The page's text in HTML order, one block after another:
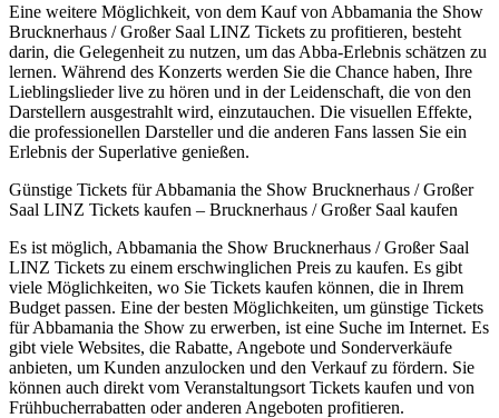
Eine weitere Möglichkeit, von dem Kauf von Abbamania the Show
Brucknerhaus / Großer Saal LINZ Tickets zu profitieren, besteht
darin, die Gelegenheit zu nutzen, um das Abba-Erlebnis schätzen zu
lernen. Während des Konzerts werden Sie die Chance haben, Ihre
Lieblingslieder live zu hören und in der Leidenschaft, die von den
Darstellern ausgestrahlt wird, einzutauchen. Die visuellen Effekte,
die professionellen Darsteller und die anderen Fans lassen Sie ein
Erlebnis der Superlative genießen.
Günstige Tickets für Abbamania the Show Brucknerhaus / Großer
Saal LINZ Tickets kaufen – Brucknerhaus / Großer Saal kaufen
Es ist möglich, Abbamania the Show Brucknerhaus / Großer Saal
LINZ Tickets zu einem erschwinglichen Preis zu kaufen. Es gibt
viele Möglichkeiten, wo Sie Tickets kaufen können, die in Ihrem
Budget passen. Eine der besten Möglichkeiten, um günstige Tickets
für Abbamania the Show zu erwerben, ist eine Suche im Internet. Es
gibt viele Websites, die Rabatte, Angebote und Sonderverkäufe
anbieten, um Kunden anzulocken und den Verkauf zu fördern. Sie
können auch direkt vom Veranstaltungsort Tickets kaufen und von
Frühbucherrabatten oder anderen Angeboten profitieren.